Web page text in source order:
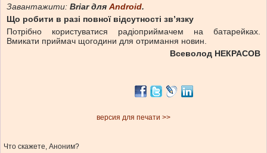
Завантажити: Briar для Android.
Що робити в разі повної відсутності зв’язку
Потрібно користуватися радіоприймачем на батарейках.
Вмикати приймач щогодини для отримання новин.
Всеволод НЕКРАСОВ
версия для печати >>
Что скажете, Аноним?